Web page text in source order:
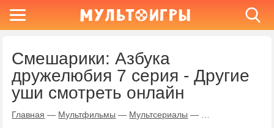
Смешарики: Азбука
дружелюбия 7 серия - Другие
уши смотреть онлайн
Главная — Мультфильмы — Мультсериалы —